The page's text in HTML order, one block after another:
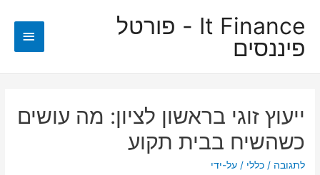
It Finance - פורטל
פיננסים
ייעוץ זוגי בראשון לציון: מה עושים
כשהשיח בבית תקוע
לתגובה /כללי / על-ידי